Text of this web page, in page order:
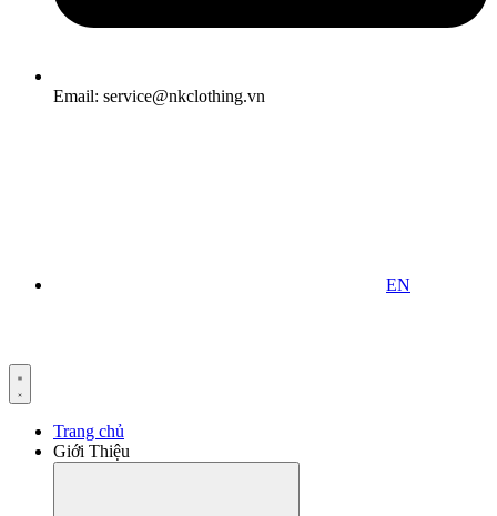
Email: service@nkclothing.vn
EN
Trang chủ
Giới Thiệu